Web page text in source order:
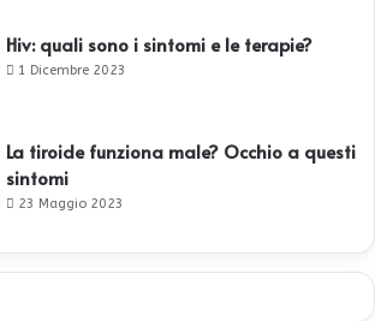
Hiv: quali sono i sintomi e le terapie?
1 Dicembre 2023
La tiroide funziona male? Occhio a questi
sintomi
23 Maggio 2023